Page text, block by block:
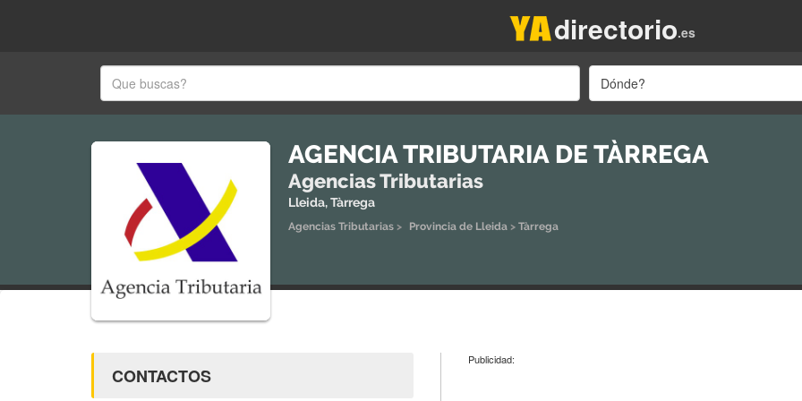
.es
directorio
Dónde?
AGENCIA TRIBUTARIA DE TÀRREGA
Agencias Tributarias
Lleida, Tàrrega
Agencias Tributarias > Provincia de Lleida > Tàrrega
CONTACTOS
Publicidad: